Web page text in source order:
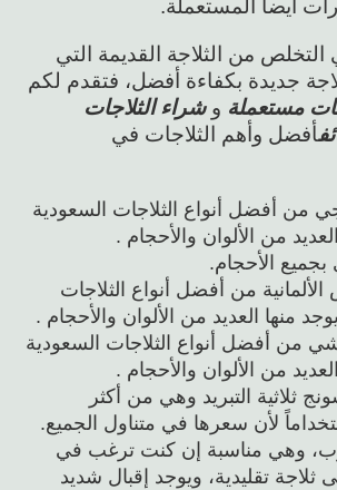
أيضا المستعملة.
من الثلاجة القديمة التي
جديدة بكفاءة أفضل، فتقدم لكم
مستعملة وشراء الثلاجات
أفضل وأهم الثلاجات في
من أفضل أنواع الثلاجات السعودية
من الألوان والأحجام .
بجميع الأحجام.
من أفضل أنواع الثلاجات
منها العديد من الألوان والأحجام .
من أفضل أنواع الثلاجات السعودية
من الألوان والأحجام .
ثلاثية التبريد وهي من أكثر
لأن سعرها في متناول الجميع.
وهي مناسبة إن كنت ترغب في
ثلاجة تقليدية، ويوجد إقبال شديد